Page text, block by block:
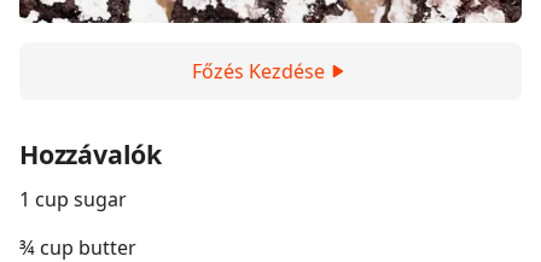
Főzés Kezdése
Hozzávalók
1 cup sugar
¾ cup butter